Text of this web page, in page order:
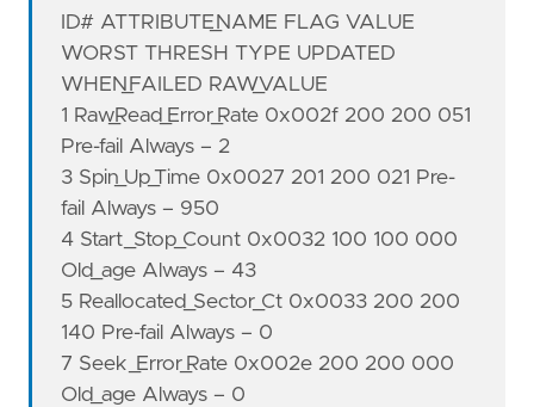
ID# ATTRIBUTE_NAME FLAG VALUE
WORST THRESH TYPE UPDATED
WHEN_FAILED RAW_VALUE
1 Raw_Read_Error_Rate 0x002f 200 200 051
Pre-fail Always – 2
3 Spin_Up_Time 0x0027 201 200 021 Pre-
fail Always – 950
4 Start_Stop_Count 0x0032 100 100 000
Old_age Always – 43
5 Reallocated_Sector_Ct 0x0033 200 200
140 Pre-fail Always – 0
7 Seek_Error_Rate 0x002e 200 200 000
Old_age Always – 0